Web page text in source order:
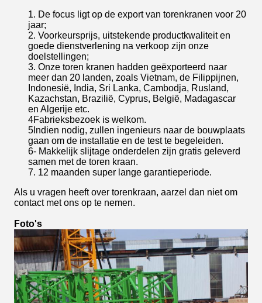
1. De focus ligt op de export van torenkranen voor 20
jaar;
2. Voorkeursprijs, uitstekende productkwaliteit en
goede dienstverlening na verkoop zijn onze
doelstellingen;
3. Onze toren kranen hadden geëxporteerd naar
meer dan 20 landen, zoals Vietnam, de Filippijnen,
Indonesië, India, Sri Lanka, Cambodja, Rusland,
Kazachstan, Brazilië, Cyprus, België, Madagascar
en Algerije etc.
4Fabrieksbezoek is welkom.
5Indien nodig, zullen ingenieurs naar de bouwplaats
gaan om de installatie en de test te begeleiden.
6- Makkelijk slijtage onderdelen zijn gratis geleverd
samen met de toren kraan.
7. 12 maanden super lange garantieperiode.
Als u vragen heeft over torenkraan, aarzel dan niet om
contact met ons op te nemen.
Foto's